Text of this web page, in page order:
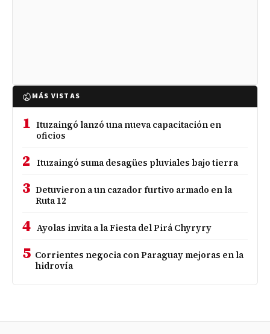
MÁS VISTAS
1 Ituzaingó lanzó una nueva capacitación en
oficios
2 Ituzaingó suma desagües pluviales bajo tierra
3 Detuvieron a un cazador furtivo armado en la
Ruta 12
4 Ayolas invita a la Fiesta del Pirá Chyryry
5 Corrientes negocia con Paraguay mejoras en la
hidrovía